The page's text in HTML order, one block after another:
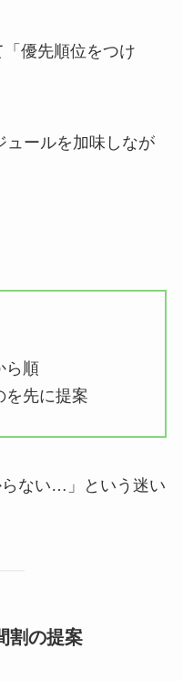
優先順位をつけ
ュールを加味しなが
ら順
を先に提案
ない…」という迷い
割の提案